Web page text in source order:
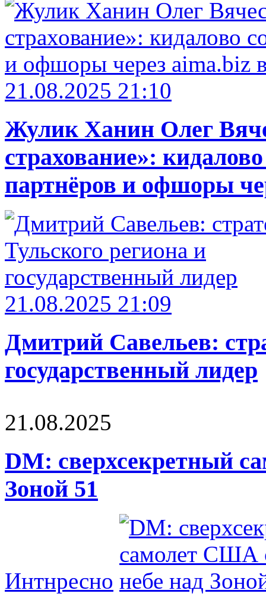
21.08.2025 21:10
Жулик Ханин Олег
страхование»:
партнёров и офшоры
21.08.2025 21:09
Дмитрий Савельев:
государственный лидер
21.08.2025
DM: сверхсекретный
Зоной 51
Интнресно